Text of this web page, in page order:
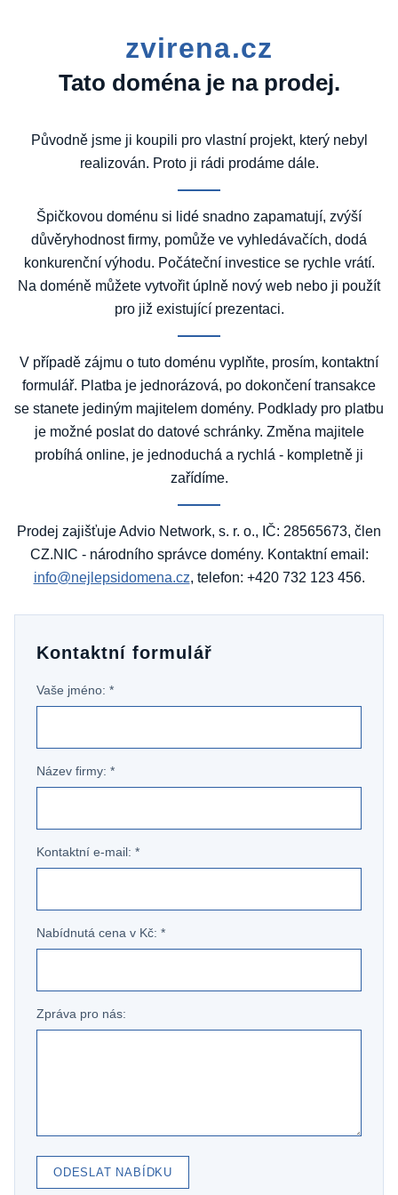
zvirena.cz
Tato doména je na prodej.
Původně jsme ji koupili pro vlastní projekt, který nebyl
realizován. Proto ji rádi prodáme dále.
Špičkovou doménu si lidé snadno zapamatují, zvýší
důvěryhodnost firmy, pomůže ve vyhledávačích, dodá
konkurenční výhodu. Počáteční investice se rychle vrátí.
Na doméně můžete vytvořit úplně nový web nebo ji použít
pro již existující prezentaci.
V případě zájmu o tuto doménu vyplňte, prosím, kontaktní
formulář. Platba je jednorázová, po dokončení transakce
se stanete jediným majitelem domény. Podklady pro platbu
je možné poslat do datové schránky. Změna majitele
probíhá online, je jednoduchá a rychlá - kompletně ji
zařídíme.
Prodej zajišťuje Advio Network, s. r. o., IČ: 28565673, člen
CZ.NIC - národního správce domény. Kontaktní email:
info@nejlepsidomena.cz, telefon: +420 732 123 456.
Kontaktní formulář
Vaše jméno: *
Název firmy: *
Kontaktní e-mail: *
Nabídnutá cena v Kč: *
Zpráva pro nás:
ODESLAT NABÍDKU